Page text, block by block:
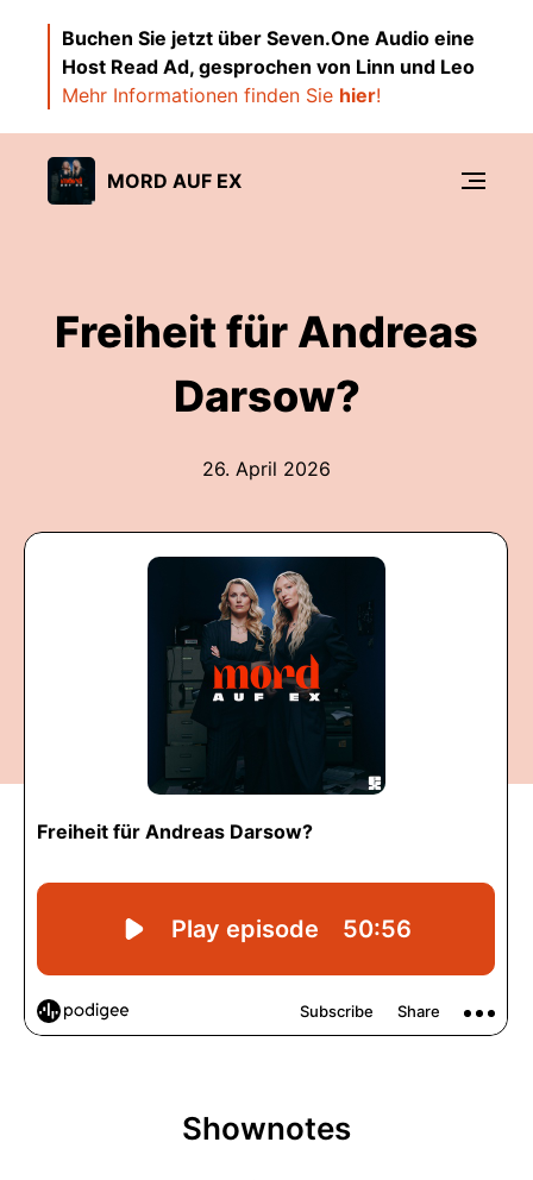
Buchen Sie jetzt über Seven.One Audio eine
Host Read Ad, gesprochen von Linn und Leo
Mehr Informationen finden Sie hier!
MORD AUF EX
Freiheit für Andreas
Darsow?
26. April 2026
Shownotes